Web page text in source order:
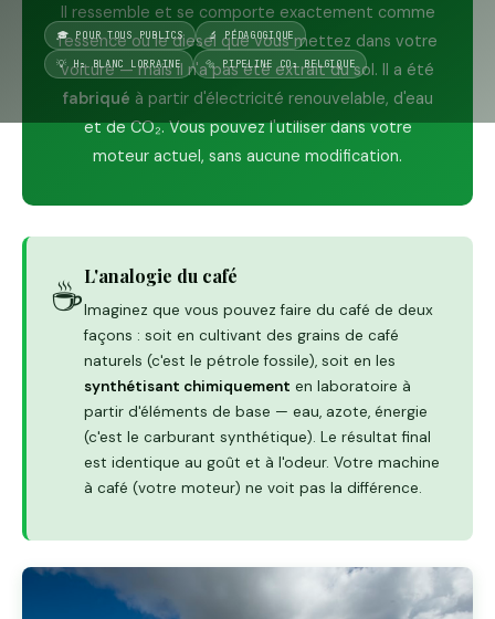
🎓 POUR TOUS PUBLICS 🔬 PÉDAGOGIQUE
💡 H₂ BLANC LORRAINE 🔩 PIPELINE CO₂ BELGIQUE
Il ressemble et se comporte exactement comme
l'essence ou le diesel que vous mettez dans votre
voiture — mais il n'a pas été extrait du sol. Il a été
fabriqué à partir d'électricité renouvelable, d'eau
et de CO₂. Vous pouvez l'utiliser dans votre
moteur actuel, sans aucune modification.
☕L'analogie du café
Imaginez que vous pouvez faire du café de deux
façons : soit en cultivant des grains de café
naturels (c'est le pétrole fossile), soit en les
synthétisant chimiquement en laboratoire à
partir d'éléments de base — eau, azote, énergie
(c'est le carburant synthétique). Le résultat final
est identique au goût et à l'odeur. Votre machine
à café (votre moteur) ne voit pas la différence.